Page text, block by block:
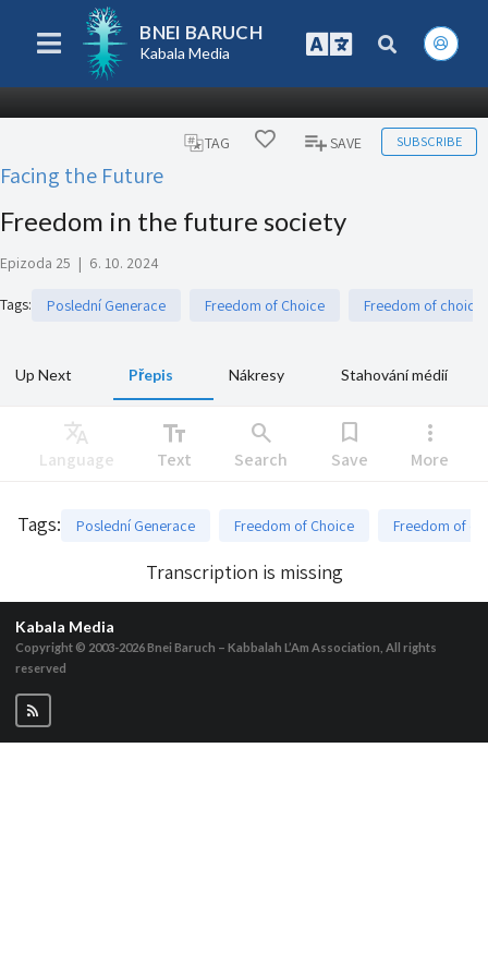
BNEI BARUCH
Kabala Media
TAG SAVE SUBSCRIBE
Facing the Future
Freedom in the future society
Epizoda 25 | 6. 10. 2024
Tags: Poslední Generace Freedom of Choice Freedom of choice
Up Next Přepis Nákresy Stahování médií
Translate
Language
text_fields
Text
search
Search
bookmark
Save
more_vert
More
Tags: Poslední Generace Freedom of Choice Freedom of
Transcription is missing
Kabala Media
Copyright © 2003-2026Bnei Baruch – Kabbalah L’Am Association, All rights
reserved